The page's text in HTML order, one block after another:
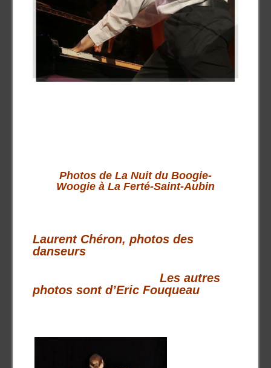
Photos de La Nuit du Boogie-
Woogie à La Ferté-Saint-Aubin
Laurent Chéron, photos des
danseurs
Les autres
photos sont d’Eric Fouqueau